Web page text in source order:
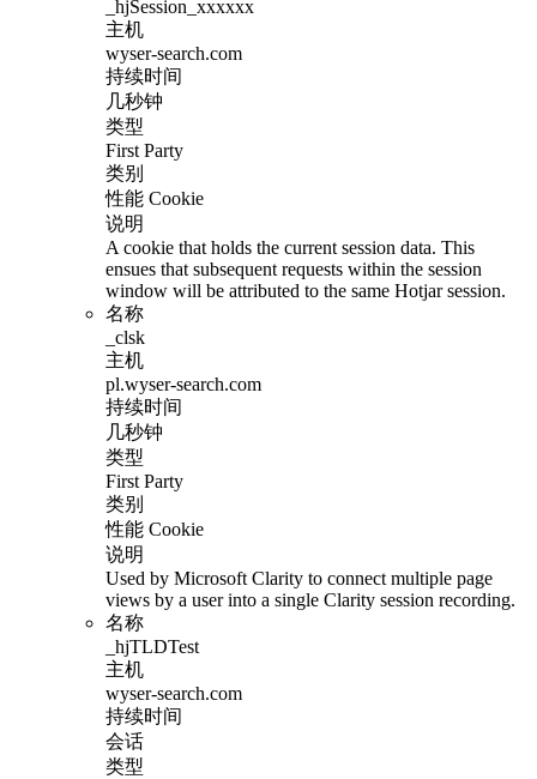
_hjSession_xxxxxx
主机
wyser-search.com
持续时间
几秒钟
类型
First Party
类别
性能 Cookie
说明
A cookie that holds the current session data. This
ensues that subsequent requests within the session
window will be attributed to the same Hotjar session.
名称
_clsk
主机
pl.wyser-search.com
持续时间
几秒钟
类型
First Party
类别
性能 Cookie
说明
Used by Microsoft Clarity to connect multiple page
views by a user into a single Clarity session recording.
名称
_hjTLDTest
主机
wyser-search.com
持续时间
会话
类型